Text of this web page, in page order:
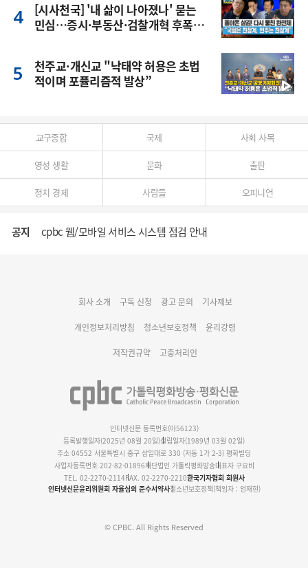
[시사천국] '내 삶이 나아졌나' 묻는
민심…증시·부동산·검찰개혁 후폭
천주교·개신교 "낙태약 허용은 초법
적이며 포퓰리즘적 발상”
교구종합 국제 사회 사목
영성 생활 문화 출판
정치 경제 사람들 오피니언
공지 cpbc 웹/모바일 서비스 시스템 점검 안내
명동 미디어큐브 & 1898 미디어월 공모전 수상작 발표
회사 소개 구독 신청 광고 문의 기사제보
개인정보처리방침 청소년보호정책 윤리강령
저작권규약 고충처리인
인터넷신문 등록번호(아56123)
등록발행일자(2025년 08월 20일)설립일자(1989년 03월 02일)
주소 04552 서울특별시 중구 삼일대로 330 (저동 1가 2-3) 평화빌딩
사업자등록번호 202-82-01896재단법인 가톨릭평화방송대표자 구요비
TEL. 02-2270-2114FAX. 02-2270-2210한국기자협회 회원사
인터넷신문윤리위원회 자율심의 준수서약사청소년보호정책(책임자 : 엄재현)
© CPBC. All Rights Reserved